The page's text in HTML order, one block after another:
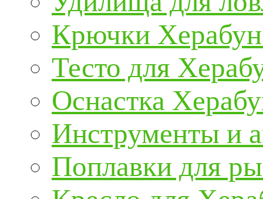
Крючки
Тесто для
Оснастка
Инструменты и
Поплавки для